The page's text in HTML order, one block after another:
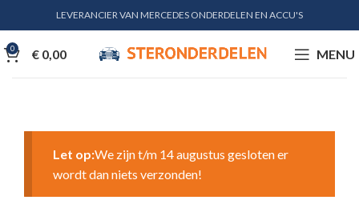
LEVERANCIER VAN MERCEDES ONDERDELEN EN ACCU'S
0 € 0,00 MENU
Let op:We zijn t/m 14 augustus gesloten er
wordt dan niets verzonden!